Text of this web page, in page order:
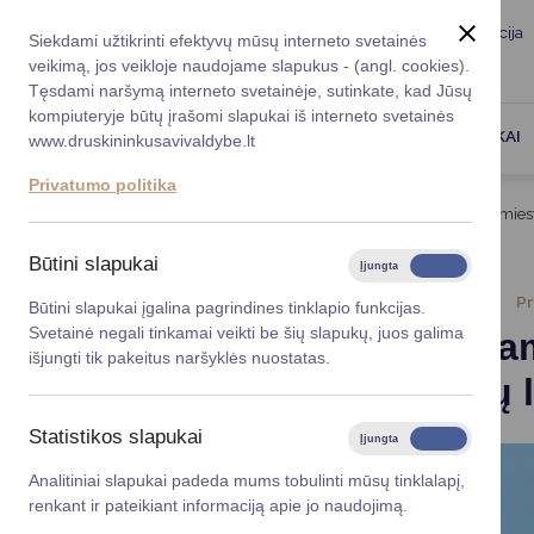
Siekdami užtikrinti efektyvų mūsų interneto svetainės
veikimą, jos veikloje naudojame slapukus - (angl. cookies).
Tęsdami naršymą interneto svetainėje, sutinkate, kad Jūsų
kompiuteryje būtų įrašomi slapukai iš interneto svetainės
www.druskininkusavivaldybe.lt
Privatumo politika
Būtini slapukai Įjungta
Būtini slapukai įgalina pagrindines tinklapio funkcijas.
Svetainė negali tinkamai veikti be šių slapukų, juos galima
išjungti tik pakeitus naršyklės nuostatas.
Statistikos slapukai Įjungta
Analitiniai slapukai padeda mums tobulinti mūsų tinklalapį,
renkant ir pateikiant informaciją apie jo naudojimą.
Taryba Meras
Registruokitės
Vicemerai
Mero patarėja
Administracija
Savivaldybės
Planavimo
Korupcijos
Viešieji
Lygios
Savivaldybės
Karjera DUK
DRUSKININKAI
Atnaujinamas Druskininkų
2026-06-30
lankytojų